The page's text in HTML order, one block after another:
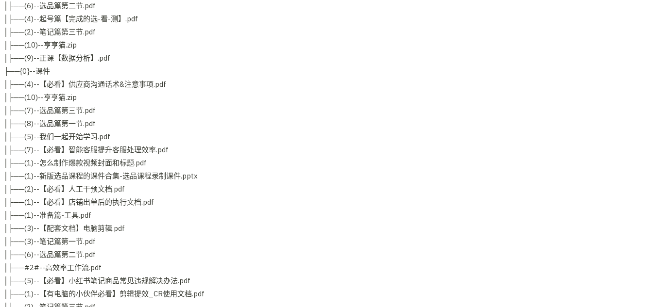
│├──(6)--选品篇第二节.pdf
│├──(4)--起号篇【完成的选-看-测】.pdf
│├──(2)--笔记篇第三节.pdf
│├──(10)--亨亨猫.zip
│├──(9)--正课【数据分析】.pdf
├──{0}--课件
│├──(4)--【必看】供应商沟通话术&注意事项.pdf
│├──(10)--亨亨猫.zip
│├──(7)--选品篇第三节.pdf
│├──(8)--选品篇第一节.pdf
│├──(5)--我们一起开始学习.pdf
│├──(7)--【必看】智能客服提升客服处理效率.pdf
│├──(1)--怎么制作爆款视频封面和标题.pdf
│├──(1)--新版选品课程的课件合集-选品课程录制课件.pptx
│├──(2)--【必看】人工干预文档.pdf
│├──(1)--【必看】店铺出单后的执行文档.pdf
│├──(1)--准备篇-工具.pdf
│├──(3)--【配套文档】电脑剪辑.pdf
│├──(3)--笔记篇第一节.pdf
│├──(6)--选品篇第二节.pdf
│├──#2#--高效率工作流.pdf
│├──(5)--【必看】小红书笔记商品常见违规解决办法.pdf
│├──(1)--【有电脑的小伙伴必看】剪辑提效_CR使用文档.pdf